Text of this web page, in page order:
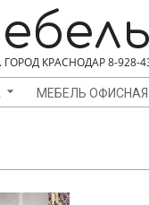
КРАСНОДАР 8-928-
МЕБЕЛЬ ОФИСНАЯ